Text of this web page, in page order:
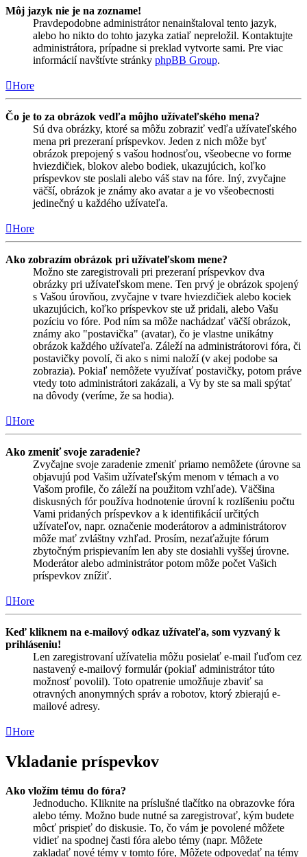
Môj jazyk nie je na zozname!
Pravdepodobne administrátor nenainštaloval tento jazyk,
alebo ho nikto do tohto jazyka zatiaľ nepreložil. Kontaktujte
administrátora, prípadne si preklad vytvorte sami. Pre viac
informácií navštívte stránky phpBB Group.
Hore
Čo je to za obrázok vedľa môjho užívateľského mena?
Sú dva obrázky, ktoré sa môžu zobraziť vedľa užívateľského
mena pri prezeraní príspevkov. Jeden z nich môže byť
obrázok prepojený s vašou hodnosťou, všeobecne vo forme
hviezdičiek, blokov alebo bodiek, ukazujúcich, koľko
príspevkov ste poslali alebo váš stav na fóre. Iný, zvyčajne
väčší, obrázok je známy ako avatar a je vo všeobecnosti
jedinečný u každého užívateľa.
Hore
Ako zobrazím obrázok pri užívateľskom mene?
Možno ste zaregistrovali pri prezeraní príspevkov dva
obrázky pri užívateľskom mene. Ten prvý je obrázok spojený
s Vašou úrovňou, zvyčajne v tvare hviezdičiek alebo kociek
ukazujúcich, koľko príspevkov ste už pridali, alebo Vašu
pozíciu vo fóre. Pod ním sa môže nachádzať väčší obrázok,
známy ako "postavička" (avatar), čo je vlastne unikátny
obrázok každého užívateľa. Záleží na administrátorovi fóra, či
postavičky povolí, či ako s nimi naloží (v akej podobe sa
zobrazia). Pokiaľ nemôžete využívať postavičky, potom práve
vtedy toto administrátori zakázali, a Vy by ste sa mali spýtať
na dôvody (veríme, že sa hodia).
Hore
Ako zmeniť svoje zaradenie?
Zvyčajne svoje zaradenie zmeniť priamo nemôžete (úrovne sa
objavujú pod Vašim užívateľským menom v témach a vo
Vašom profile, čo záleží na použitom vzhľade). Väčšina
diskusných fór používa hodnotenie úrovní k rozlíšeniu počtu
Vami pridaných príspevkov a k identifikácií určitých
užívateľov, napr. označenie moderátorov a administrátorov
môže mať zvláštny vzhľad. Prosím, nezaťažujte fórum
zbytočným prispievaním len aby ste dosiahli vyššej úrovne.
Moderátor alebo administrátor potom môže počet Vašich
príspevkov znížiť.
Hore
Keď kliknem na e-mailový odkaz užívateľa, som vyzvaný k
prihláseniu!
Len zaregistrovaní užívatelia môžu posielať e-mail ľuďom cez
nastavený e-mailový formulár (pokiaľ administrátor túto
možnosť povolil). Toto opatrenie umožňuje zbaviť sa
otravných anonymných správ a robotov, ktorý zbierajú e-
mailové adresy.
Hore
Vkladanie príspevkov
Ako vložím tému do fóra?
Jednoducho. Kliknite na príslušné tlačítko na obrazovke fóra
alebo témy. Možno bude nutné sa zaregistrovať, kým budete
môcť prispieť do diskusie. To, čo vám je povolené môžete
vidieť na spodnej časti fóra alebo témy (napr. Môžete
zakladať nové témy v tomto fóre, Môžete odpovedať na témy